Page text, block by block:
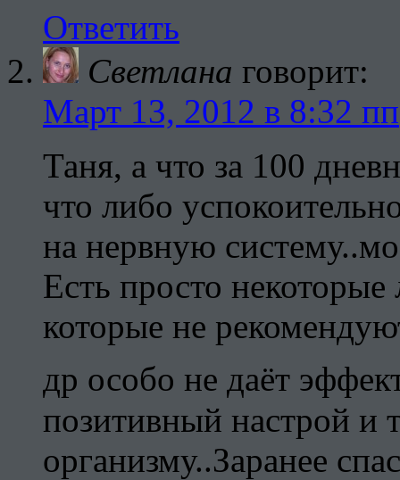
Ответить
Светлана говорит:
Март 13, 2012 в 8:32 пп
Таня, а что за 100
что либо
на нервную
Есть просто
которые не
др особо не даёт
позитивный настрой и
организму..Заранее